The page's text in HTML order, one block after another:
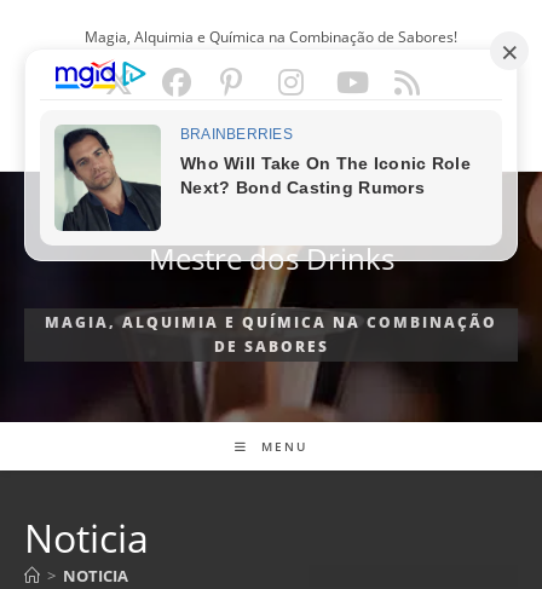
Magia, Alquimia e Química na Combinação de Sabores!
PORTUGUÊS
Mestre dos Drinks
MAGIA, ALQUIMIA E QUÍMICA NA COMBINAÇÃO
DE SABORES
MENU
Noticia
> NOTICIA